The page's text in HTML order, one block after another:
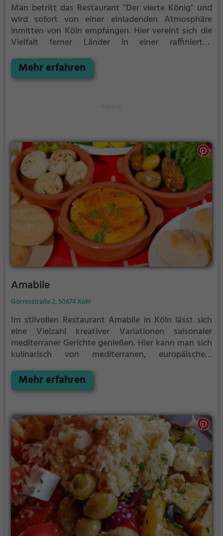
Man betritt das Restaurant "Der vierte König" und
wird sofort von einer einladenden Atmosphäre
inmitten von Köln empfangen. Hier vereint sich die
Vielfalt ferner Länder in einer raffinierten
französische, mediterrane, indische und asiatische
Einflüsse gekonnt kombiniert. Für Vegetarier und
und genieße die Vielfalt der Küche in einer
einladenden Atmosphäre.
Mehr erfahren
Amabile
Görresstraße 2, 50674 Köln
Im stilvollen Restaurant Amabile in Köln lässt sich
eine Vielzahl kreativer Variationen saisonaler
mediterraner Gerichte genießen. Hier kann man sich
kulinarisch von mediterranen, europäischen,
verwöhnen lassen. Auch Liebhaber von
Meeresfrüchten, Fisch und gesunden Biogerichten
vielfältigen Speisenangebot überzeugt das Amabile
auch mit einer breiten Auswahl an leckeren
Cocktails. Die gemütliche Atmosphäre und das
rustikale Sichtmauerwerk machen den
Restaurantbesuch zu einem besonderen Erlebnis.
Mehr erfahren